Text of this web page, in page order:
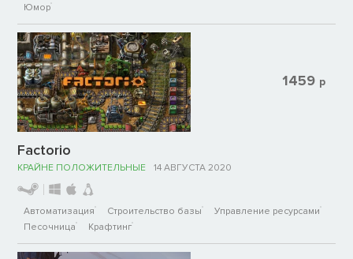
Юмор
Factorio
КРАЙНЕ ПОЛОЖИТЕЛЬНЫЕ 14 АВГУСТА 2020
Автоматизация Строительство базы
Управление ресурсами
Песочница
Крафтинг
1459 р